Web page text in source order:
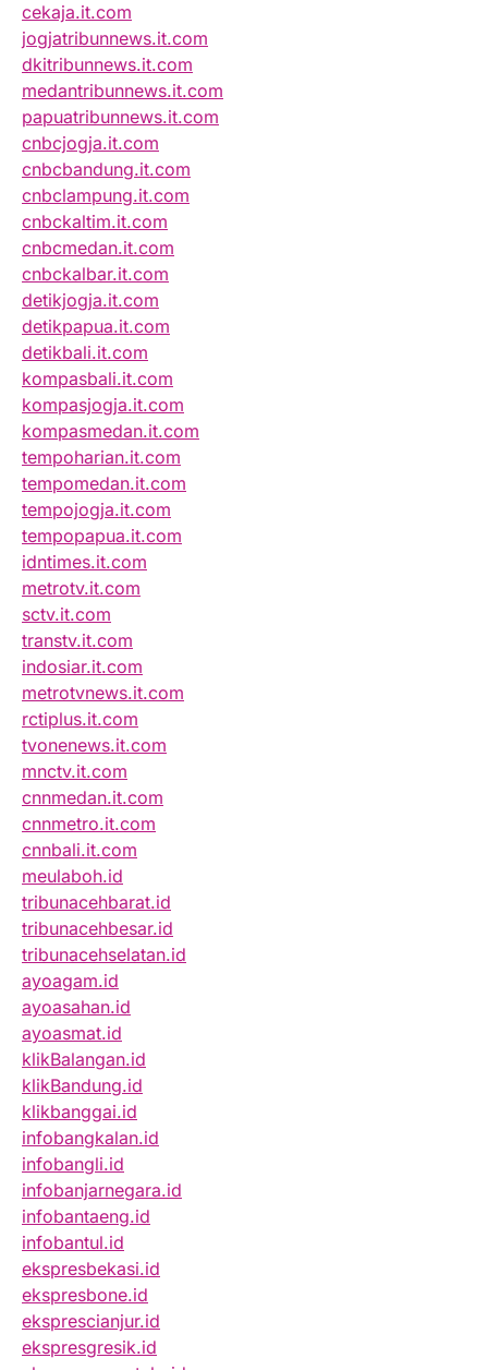
cekaja.it.com
jogjatribunnews.it.com
dkitribunnews.it.com
medantribunnews.it.com
papuatribunnews.it.com
cnbcjogja.it.com
cnbcbandung.it.com
cnbclampung.it.com
cnbckaltim.it.com
cnbcmedan.it.com
cnbckalbar.it.com
detikjogja.it.com
detikpapua.it.com
detikbali.it.com
kompasbali.it.com
kompasjogja.it.com
kompasmedan.it.com
tempoharian.it.com
tempomedan.it.com
tempojogja.it.com
tempopapua.it.com
idntimes.it.com
metrotv.it.com
sctv.it.com
transtv.it.com
indosiar.it.com
metrotvnews.it.com
rctiplus.it.com
tvonenews.it.com
mnctv.it.com
cnnmedan.it.com
cnnmetro.it.com
cnnbali.it.com
meulaboh.id
tribunacehbarat.id
tribunacehbesar.id
tribunacehselatan.id
ayoagam.id
ayoasahan.id
ayoasmat.id
klikBalangan.id
klikBandung.id
klikbanggai.id
infobangkalan.id
infobangli.id
infobanjarnegara.id
infobantaeng.id
infobantul.id
ekspresbekasi.id
ekspresbone.id
eksprescianjur.id
ekspresgresik.id